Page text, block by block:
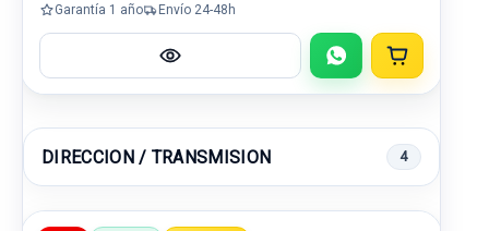
Garantía 1 año Envío 24-48h
DIRECCION / TRANSMISION 4